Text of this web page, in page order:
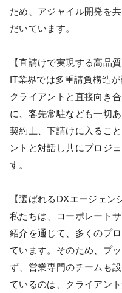
ため、アジャイル開発を
だいています。
【直請けで実現する高品質
IT業界では多重請負構造が
クライアントと直接向き
に、客先常駐なども一切あ
契約上、下請けに入るこ
ントと対話し共にプロジ
す。
【選ばれるDXエージェン
私たちは、コーポレート
紹介を通じて、多くのプ
ています。そのため、プ
ず、営業専門のチームも
ているのは、クライアン